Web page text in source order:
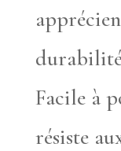
Facile à
résiste